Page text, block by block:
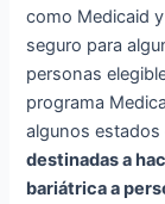
como Medicaid
seguro para
personas
programa
algunos estados
destinadas a
bariátrica a